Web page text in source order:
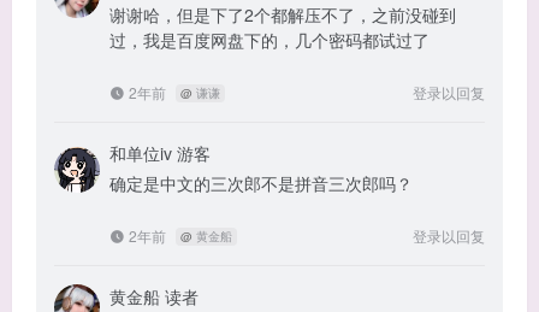
谢谢哈，但是下了2个都解压不了，之前没碰到
过，我是百度网盘下的，几个密码都试过了
2年前 @ 谦谦 登录以回复
和单位iv 游客
确定是中文的三次郎不是拼音三次郎吗？
2年前 @ 黄金船 登录以回复
黄金船 读者